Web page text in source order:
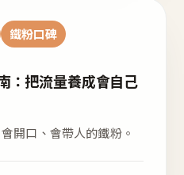
鐵粉口碑
：把流量養成會自己
開口、會帶人的鐵粉。